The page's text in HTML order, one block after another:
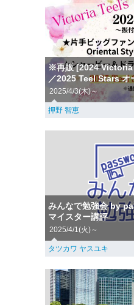
※再販 [2024 Victoria
／2025 Teel Stars オ
2025/4/3(木)～
押野 智恵
みんなで勉強会 by
マイスター講評
2025/4/1(火)～
タツカワ ヤスユキ